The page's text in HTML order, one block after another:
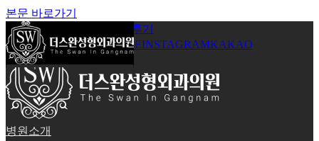
본문 바로가기
공지사항
시술후기
로그인회원가입YOUTUBEINSTAGRAMKAKAO
병원소개